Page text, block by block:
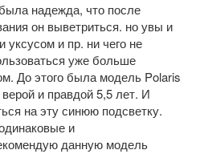
надежда, что после
он выветриться. но увы и
уксусом и пр. ни чего не
уже больше
До этого была модель Polaris
и правдой 5,5 лет. И
на эту синюю подсветку.
и
данную модель